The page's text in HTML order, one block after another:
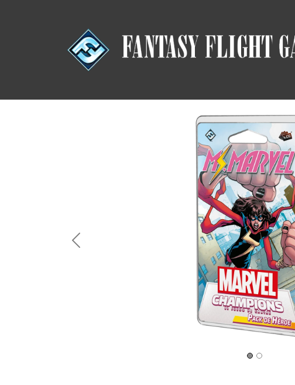
Previous